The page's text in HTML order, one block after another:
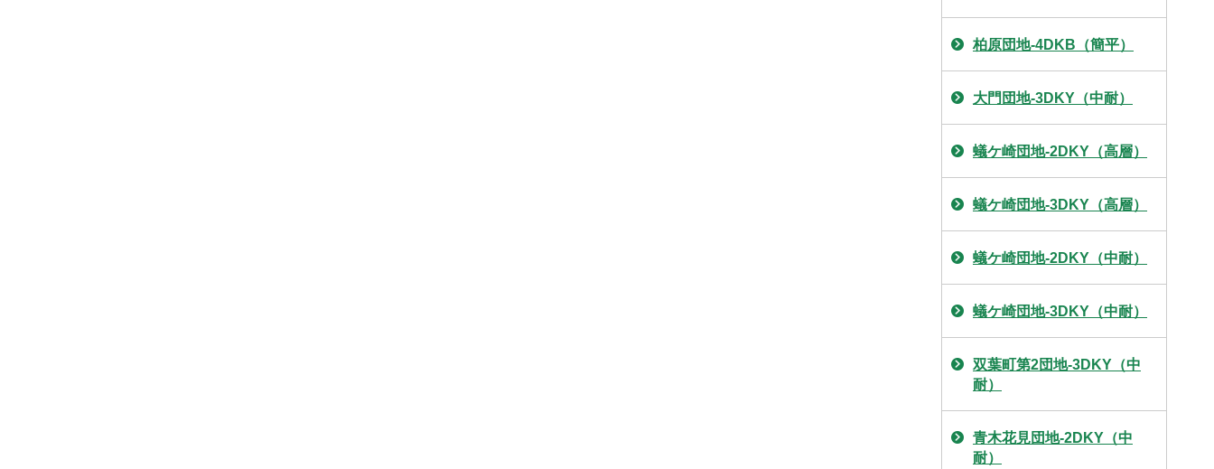
柏原団地-4DKB（簡平）
大門団地-3DKY（中耐）
蟻ケ崎団地-2DKY（高層）
蟻ケ崎団地-3DKY（高層）
蟻ケ崎団地-2DKY（中耐）
蟻ケ崎団地-3DKY（中耐）
双葉町第2団地-3DKY（中
耐）
青木花見団地-2DKY（中
耐）